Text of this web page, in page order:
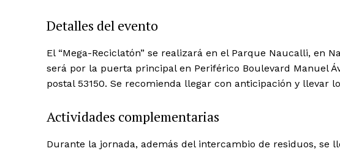
Detalles del evento
El “Mega-Reciclatón” se realizará en el Parque Naucalli, en
será por la puerta principal en Periférico Boulevard Manuel
postal 53150. Se recomienda llegar con anticipación y llevar
Actividades complementarias
Durante la jornada, además del intercambio de residuos, se